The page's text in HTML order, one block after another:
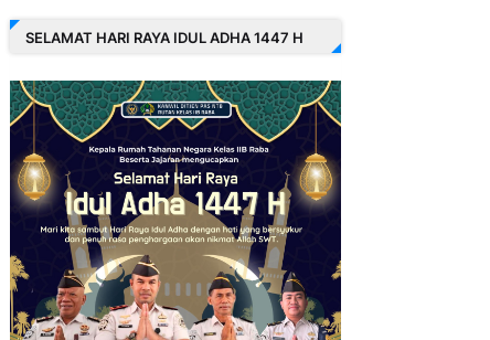
SELAMAT HARI RAYA IDUL ADHA 1447 H